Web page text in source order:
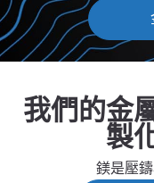
我們的金
製
鎂是壓